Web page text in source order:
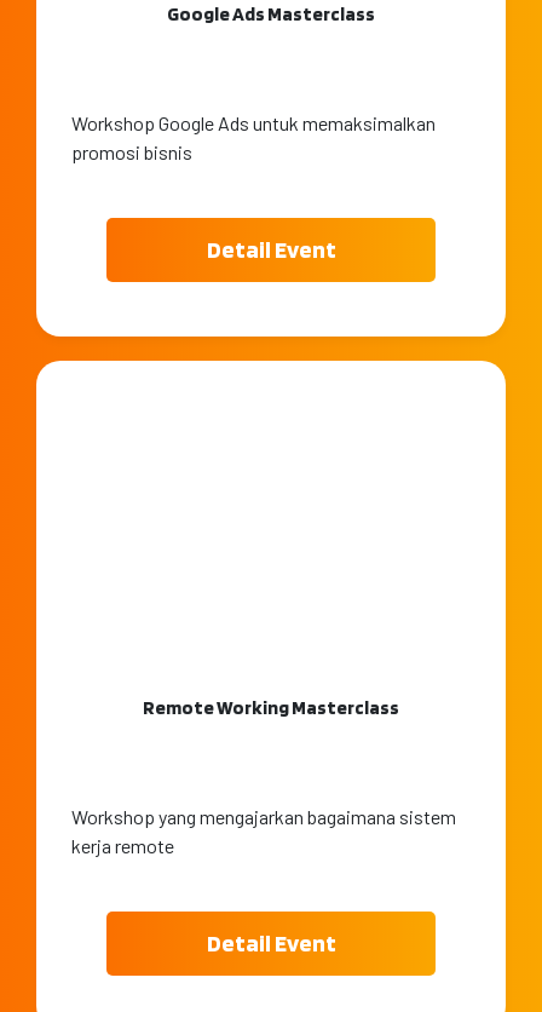
Google Ads Masterclass
Workshop Google Ads untuk memaksimalkan
promosi bisnis
Detail Event
Remote Working Masterclass
Workshop yang mengajarkan bagaimana sistem
kerja remote
Detail Event